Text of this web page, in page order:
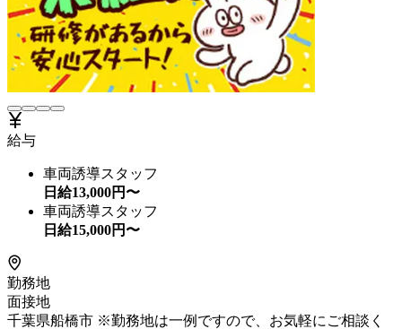
給与
車両誘導スタッフ
日給13,000円〜
車両誘導スタッフ
日給15,000円〜
勤務地
面接地
千葉県船橋市 ※勤務地は一例ですので、お気軽にご相談く